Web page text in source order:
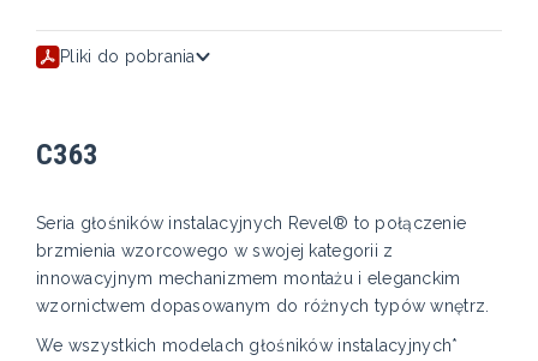
Pliki do pobrania
C363
Seria głośników instalacyjnych Revel® to połączenie
brzmienia wzorcowego w swojej kategorii z
innowacyjnym mechanizmem montażu i eleganckim
wzornictwem dopasowanym do różnych typów wnętrz.
We wszystkich modelach głośników instalacyjnych*